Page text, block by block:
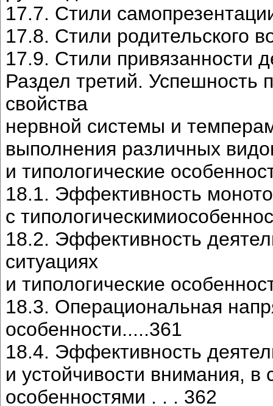
17.7. Стили
17.8. Стили родительского
17.9. Стили привязанности
Раздел третий. Успешность
свойства
нервной системы и
выполнения различных
и типологические
18.1. Эффективность
с
18.2. Эффективность
ситуациях
и типологические
18.3. Операциональная
особенности.....361
18.4. Эффективность
и устойчивости внимания, в
особенностями . . . 362